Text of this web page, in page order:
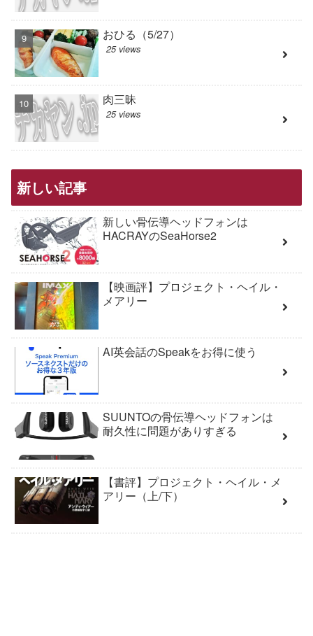
おひる（5/27）
25 views
肉三昧
25 views
新しい記事
新しい骨伝導ヘッドフォンは
HACRAYのSeaHorse2
【映画評】プロジェクト・ヘイル・
メアリー
AI英会話のSpeakをお得に使う
SUUNTOの骨伝導ヘッドフォンは
耐久性に問題がありすぎる
【書評】プロジェクト・ヘイル・メ
アリー（上/下）